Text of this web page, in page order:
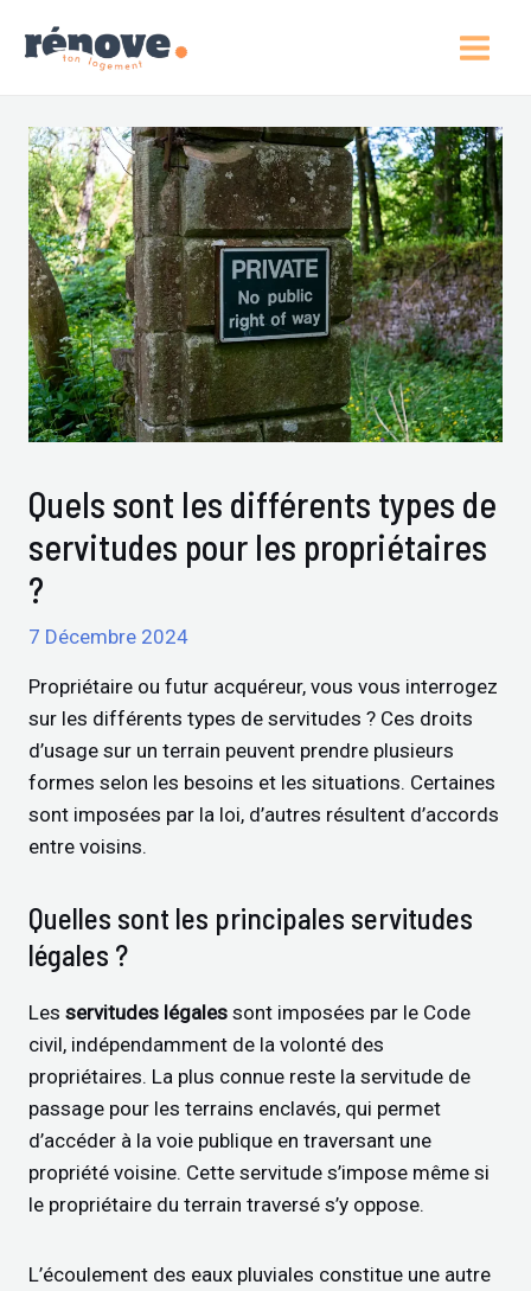
Main
Quels sont les différents types de
servitudes pour les propriétaires
?
7 Décembre 2024
Propriétaire ou futur acquéreur, vous vous interrogez
sur les différents types de servitudes ? Ces droits
d’usage sur un terrain peuvent prendre plusieurs
formes selon les besoins et les situations. Certaines
sont imposées par la loi, d’autres résultent d’accords
entre voisins.
Quelles sont les principales servitudes
légales ?
Lesservitudes légales sont imposées par le Code
civil, indépendamment de la volonté des
propriétaires. La plus connue reste la servitude de
passage pour les terrains enclavés, qui permet
d’accéder à la voie publique en traversant une
propriété voisine. Cette servitude s’impose même si
le propriétaire du terrain traversé s’y oppose.
L’écoulement des eaux pluviales constitue une autre
Navigation